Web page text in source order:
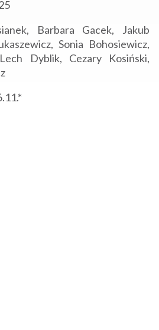
Barbara Gacek, Jakub
Sonia Bohosiewicz,
Dyblik, Cezary Kosiński,